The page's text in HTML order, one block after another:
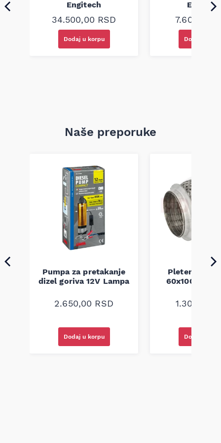
Engitech
34.500,00 RSD
Dodaj u korpu
Engitech
7.600,00
Dodaj u
Naše preporuke
Pumpa za pretakanje
dizel goriva 12V Lampa
2.650,00 RSD
Dodaj u korpu
Pletenica
60x100
1.300,00
Dodaj u